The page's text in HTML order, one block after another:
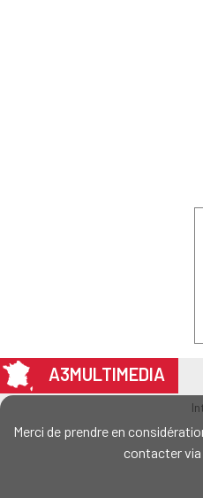
Merci de prendre en
contacter
A3MULTIMEDIA